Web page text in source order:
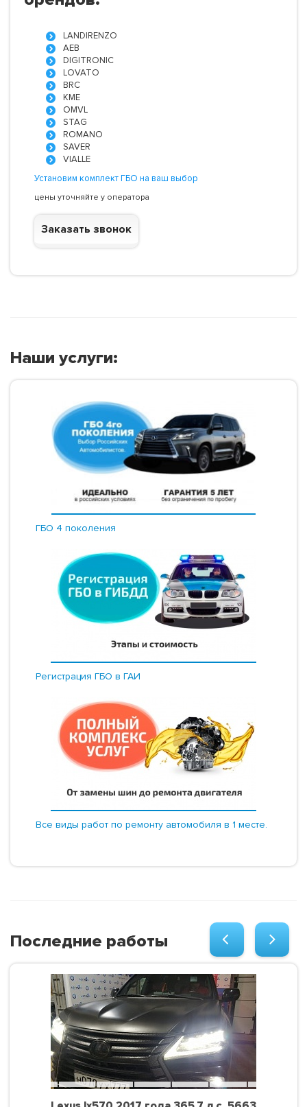
LANDIRENZO
AEB
DIGITRONIC
LOVATO
BRC
KME
OMVL
STAG
ROMANO
SAVER
VIALLE
Установим комплект ГБО на ваш выбор
цены уточняйте у оператора
Заказать звонок
Наши услуги:
ГБО 4 поколения
Регистрация ГБО в ГАИ
Все виды работ по ремонту автомобиля в 1 месте.
Последние работы